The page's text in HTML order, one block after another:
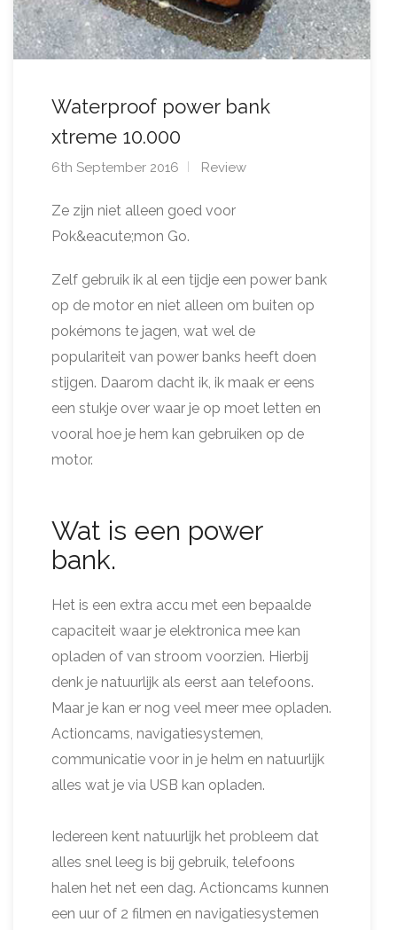
Waterproof power bank
xtreme 10.000
6th September 2016 Review
Ze zijn niet alleen goed voor
Pok&eacute;mon Go.
Zelf gebruik ik al een tijdje een power bank
op de motor en niet alleen om buiten op
pokémons te jagen, wat wel de
populariteit van power banks heeft doen
stijgen. Daarom dacht ik, ik maak er eens
een stukje over waar je op moet letten en
vooral hoe je hem kan gebruiken op de
motor.
Wat is een power
bank.
Het is een extra accu met een bepaalde
capaciteit waar je elektronica mee kan
opladen of van stroom voorzien. Hierbij
denk je natuurlijk als eerst aan telefoons.
Maar je kan er nog veel meer mee opladen.
Actioncams, navigatiesystemen,
communicatie voor in je helm en natuurlijk
alles wat je via USB kan opladen.
Iedereen kent natuurlijk het probleem dat
alles snel leeg is bij gebruik, telefoons
halen het net een dag. Actioncams kunnen
een uur of 2 filmen en navigatiesystemen